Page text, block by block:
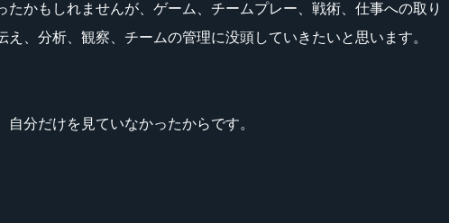
かもしれませんが、ゲーム、チームプレー、戦術、仕事への取り
、分析、観察、チームの管理に没頭していきたいと思います。
分だけを見ていなかったからです。